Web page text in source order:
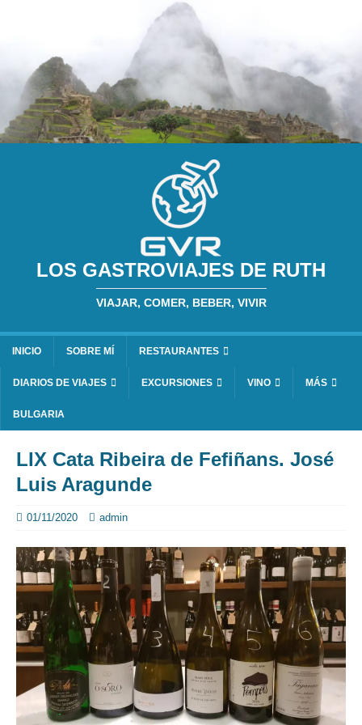
LOS GASTROVIAJES DE RUTH
VIAJAR, COMER, BEBER, VIVIR
INICIO SOBRE MÍ RESTAURANTES
DIARIOS DE VIAJES EXCURSIONES VINO MÁS
BULGARIA
LIX Cata Ribeira de Fefiñans. José
Luis Aragunde
01/11/2020 admin